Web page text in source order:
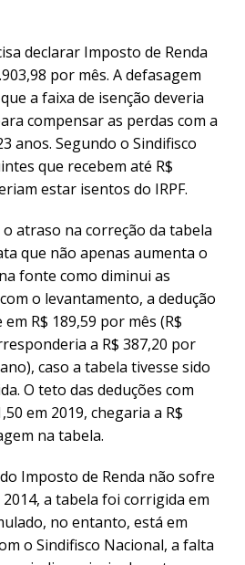
declarar Imposto de Renda
por mês. A defasagem
a faixa de isenção deveria
compensar as perdas com a
anos. Segundo o Sindifisco
que recebem até R$
estar isentos do IRPF.
atraso na correção da tabela
que não apenas aumenta o
fonte como diminui as
o levantamento, a dedução
R$ 189,59 por mês (R$
a R$ 387,20 por
caso a tabela tivesse sido
O teto das deduções com
em 2019, chegaria a R$
na tabela.
Imposto de Renda não sofre
a tabela foi corrigida em
no entanto, está em
o Sindifisco Nacional, a falta